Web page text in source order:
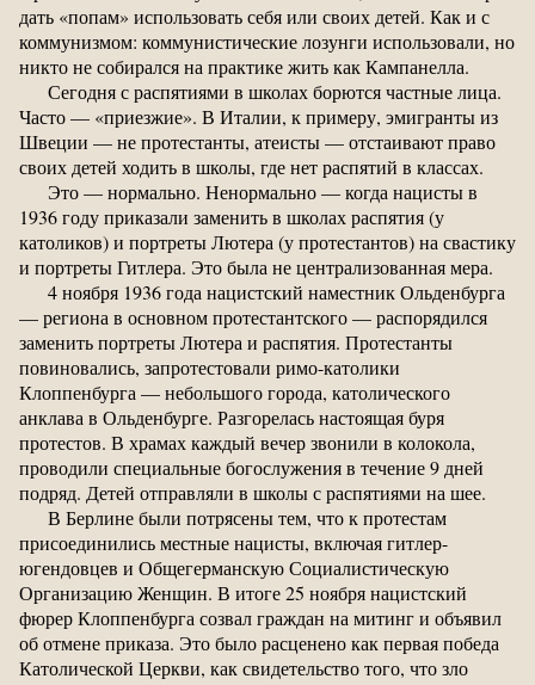
дать «попам» использовать себя или своих детей. Как и с
коммунизмом: коммунистические лозунги использовали, но
никто не собирался на практике жить как Кампанелла.
Сегодня с распятиями в школах борются частные лица.
Часто — «приезжие». В Италии, к примеру, эмигранты из
Швеции — не протестанты, атеисты — отстаивают право
своих детей ходить в школы, где нет распятий в классах.
Это — нормально. Ненормально — когда нацисты в
1936 году приказали заменить в школах распятия (у
католиков) и портреты Лютера (у протестантов) на свастику
и портреты Гитлера. Это была не централизованная мера.
4 ноября 1936 года нацистский наместник Ольденбурга
— региона в основном протестантского — распорядился
заменить портреты Лютера и распятия. Протестанты
повиновались, запротестовали римо-католики
Клоппенбурга — небольшого города, католического
анклава в Ольденбурге. Разгорелась настоящая буря
протестов. В храмах каждый вечер звонили в колокола,
проводили специальные богослужения в течение 9 дней
подряд. Детей отправляли в школы с распятиями на шее.
В Берлине были потрясены тем, что к протестам
присоединились местные нацисты, включая гитлер-
югендовцев и Общегерманскую Социалистическую
Организацию Женщин. В итоге 25 ноября нацистский
фюрер Клоппенбурга созвал граждан на митинг и объявил
об отмене приказа. Это было расценено как первая победа
Католической Церкви, как свидетельство того, что зло